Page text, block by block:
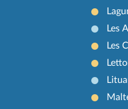
Les
Les